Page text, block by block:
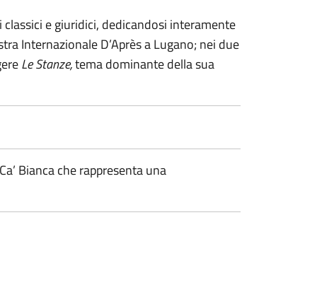
e giuridici, dedicandosi interamente
Internazionale D’Après a Lugano; nei due
Le Stanze,tema dominante della sua
Bianca che rappresenta una